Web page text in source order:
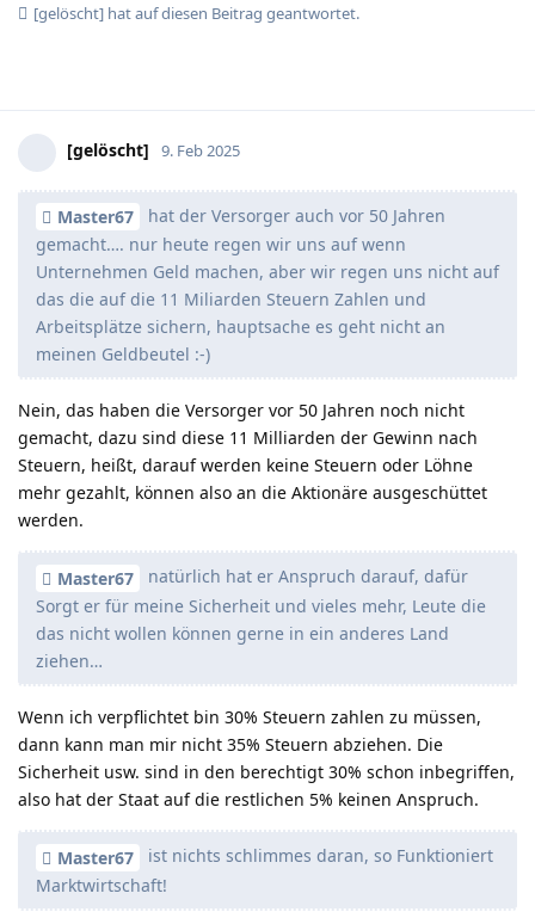
[gelöscht] hatauf diesen Beitrag geantwortet.
[gelöscht] 9. Feb 2025
Master67
hat der Versorger auch vor 50 Jahren
gemacht…. nur heute regen wir uns auf wenn
Unternehmen Geld machen, aber wir regen uns nicht auf
das die auf die 11 Miliarden Steuern Zahlen und
Arbeitsplätze sichern, hauptsache es geht nicht an
meinen Geldbeutel :-)
Nein, das haben die Versorger vor 50 Jahren noch nicht
gemacht, dazu sind diese 11 Milliarden der Gewinn nach
Steuern, heißt, darauf werden keine Steuern oder Löhne
mehr gezahlt, können also an die Aktionäre ausgeschüttet
werden.
Master67
natürlich hat er Anspruch darauf, dafür
Sorgt er für meine Sicherheit und vieles mehr, Leute die
das nicht wollen können gerne in ein anderes Land
ziehen…
Wenn ich verpflichtet bin 30% Steuern zahlen zu müssen,
dann kann man mir nicht 35% Steuern abziehen. Die
Sicherheit usw. sind in den berechtigt 30% schon inbegriffen,
also hat der Staat auf die restlichen 5% keinen Anspruch.
Master67
ist nichts schlimmes daran, so Funktioniert
Marktwirtschaft!